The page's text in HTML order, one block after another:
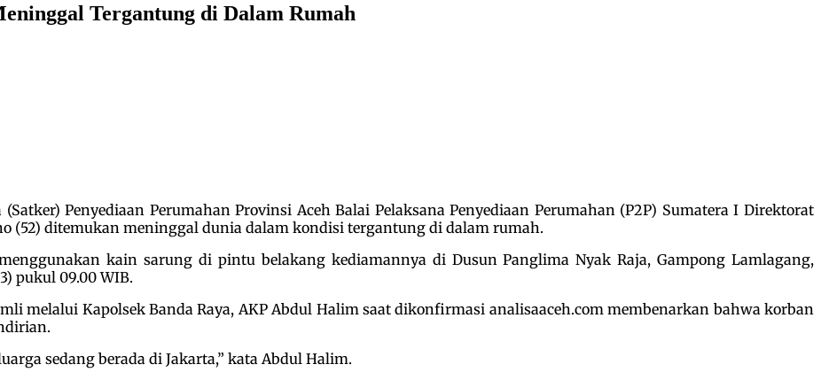
Tergantung di Dalam Rumah
(Satker) Penyediaan Perumahan Provinsi Aceh Balai Pelaksana Penyediaan Perumahan (P2P) Sumatera I Direktorat
(52) ditemukan meninggal dunia dalam kondisi tergantung di dalam rumah.
kain sarung di pintu belakang kediamannya di Dusun Panglima Nyak Raja, Gampong Lamlagang,
pukul 09.00 WIB.
melalui Kapolsek Banda Raya, AKP Abdul Halim saat dikonfirmasi analisaaceh.com membenarkan bahwa korban
sedang berada di Jakarta,” kata Abdul Halim.